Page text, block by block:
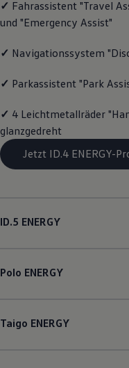
Magazin
Lifestyle
Familie
Pannen- und
✓ Fahrassistent "Travel
und "Emergency Assist"
✓ Navigationssystem
✓ Parkassistent "Park
✓ 4 Leichtmetallräder
glanzgedreht
Jetzt ID.4 ENERGY-
ID.5 ENERGY
Polo ENERGY
Taigo ENERGY